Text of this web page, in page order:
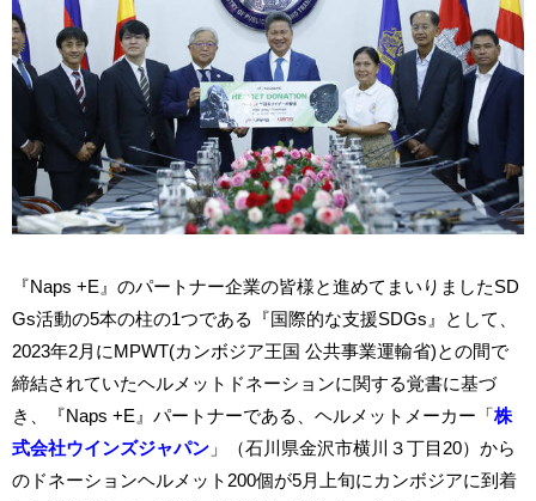
『Naps +E』のパートナー企業の皆様と進めてまいりましたSD
Gs活動の5本の柱の1つである『国際的な支援SDGs』として、
2023年2月にMPWT(カンボジア王国 公共事業運輸省)との間で
締結されていたヘルメットドネーションに関する覚書に基づ
き、『Naps +E』パートナーである、ヘルメットメーカー「株
式会社ウインズジャパン 」（石川県金沢市横川３丁目20）から
のドネーションヘルメット200個が5月上旬にカンボジアに到着